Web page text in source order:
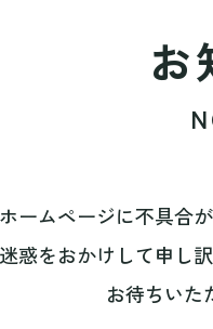
お
ームページに不具合
惑をおかけして申し
お待ちいた